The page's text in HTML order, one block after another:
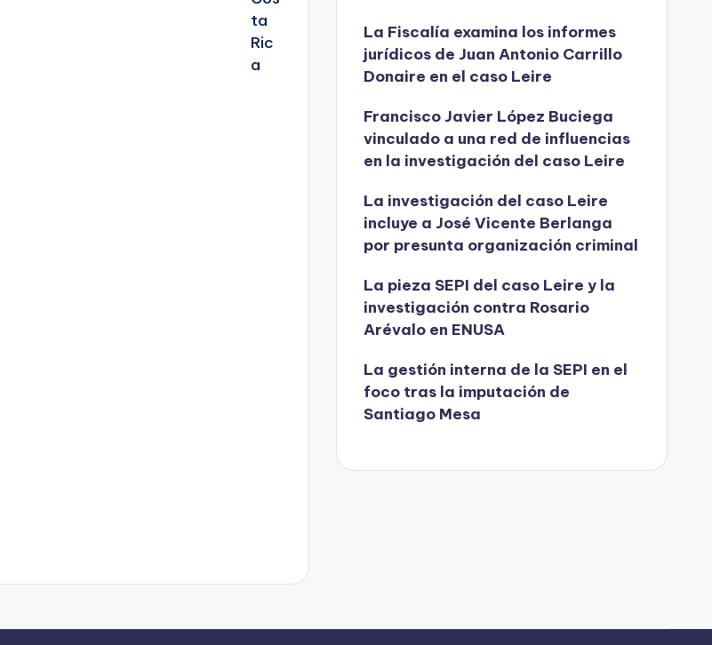
La Fiscalía examina los informes
jurídicos de Juan Antonio Carrillo
Donaire en el caso Leire
Francisco Javier López Buciega
vinculado a una red de influencias
en la investigación del caso Leire
La investigación del caso Leire
incluye a José Vicente Berlanga
por presunta organización criminal
La pieza SEPI del caso Leire y la
investigación contra Rosario
Arévalo en ENUSA
La gestión interna de la SEPI en el
foco tras la imputación de
Santiago Mesa